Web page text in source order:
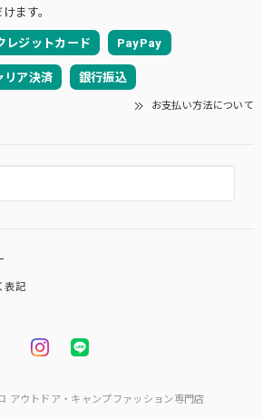
ます。
レジットカード PayPay
リア決済 銀行振込
お支払い方法について
表記
アウトドア・キャンプファッション専門店